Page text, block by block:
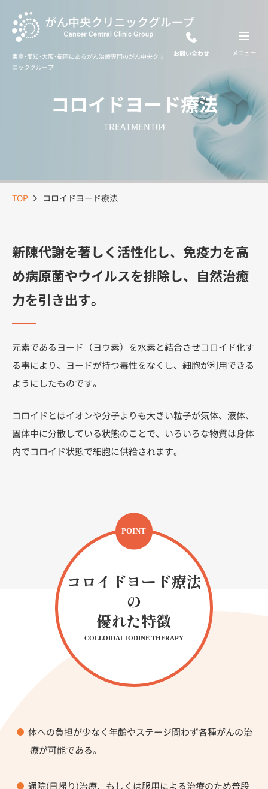
content
東京･愛知･大阪･福岡にあるがん治療専門のがん中央クリ
ニックグループ
お問い合わせ
コロイドヨード療法
TREATMENT04
TOP コロイドヨード療法
新陳代謝を著しく活性化し、免疫力を高
め病原菌やウイルスを排除し、自然治癒
力を引き出す。
元素であるヨード（ヨウ素）を水素と結合させコロイド化す
る事により、ヨードが持つ毒性をなくし、細胞が利用できる
ようにしたものです。
コロイドとはイオンや分子よりも大きい粒子が気体、液体、
固体中に分散している状態のことで、いろいろな物質は身体
内でコロイド状態で細胞に供給されます。
POINT
コロイドヨード療法
の
優れた特徴
COLLOIDAL IODINE THERAPY
体への負担が少なく年齢やステージ問わず各種がんの治
療が可能である。
通院(日帰り)治療、もしくは服用による治療のため普段